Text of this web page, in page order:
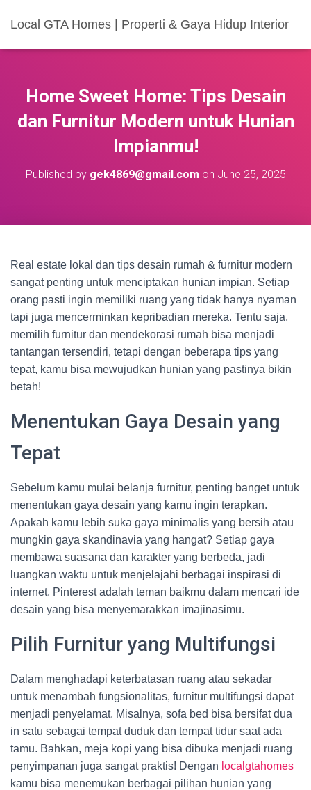
Local GTA Homes | Properti & Gaya Hidup Interior
Home Sweet Home: Tips Desain
dan Furnitur Modern untuk Hunian
Impianmu!
Published by gek4869@gmail.com on June 25, 2025
Real estate lokal dan tips desain rumah & furnitur modern
sangat penting untuk menciptakan hunian impian. Setiap
orang pasti ingin memiliki ruang yang tidak hanya nyaman
tapi juga mencerminkan kepribadian mereka. Tentu saja,
memilih furnitur dan mendekorasi rumah bisa menjadi
tantangan tersendiri, tetapi dengan beberapa tips yang
tepat, kamu bisa mewujudkan hunian yang pastinya bikin
betah!
Menentukan Gaya Desain yang
Tepat
Sebelum kamu mulai belanja furnitur, penting banget untuk
menentukan gaya desain yang kamu ingin terapkan.
Apakah kamu lebih suka gaya minimalis yang bersih atau
mungkin gaya skandinavia yang hangat? Setiap gaya
membawa suasana dan karakter yang berbeda, jadi
luangkan waktu untuk menjelajahi berbagai inspirasi di
internet. Pinterest adalah teman baikmu dalam mencari ide
desain yang bisa menyemarakkan imajinasimu.
Pilih Furnitur yang Multifungsi
Dalam menghadapi keterbatasan ruang atau sekadar
untuk menambah fungsionalitas, furnitur multifungsi dapat
menjadi penyelamat. Misalnya, sofa bed bisa bersifat dua
in satu sebagai tempat duduk dan tempat tidur saat ada
tamu. Bahkan, meja kopi yang bisa dibuka menjadi ruang
penyimpanan juga sangat praktis! Dengan localgtahomes
kamu bisa menemukan berbagai pilihan hunian yang